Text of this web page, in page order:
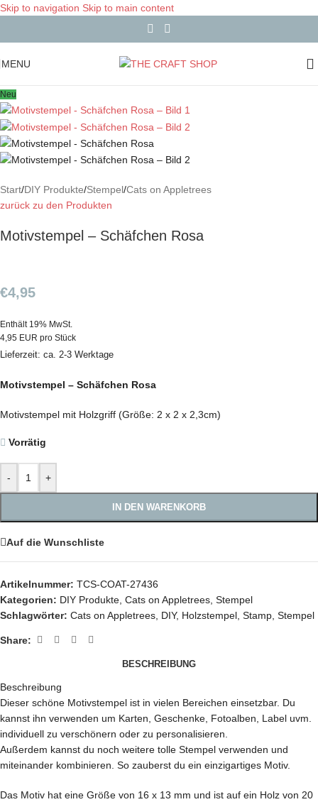
Skip to navigation Skip to main content
MENU
Neu
Start/DIY Produkte/Stempel/Cats on Appletrees
zurück zu den Produkten
Motivstempel – Schäfchen Rosa
€4,95
Enthält 19% MwSt.
4,95 EUR pro Stück
Lieferzeit: ca. 2-3 Werktage
Motivstempel – Schäfchen Rosa
Motivstempel mit Holzgriff (Größe: 2 x 2 x 2,3cm)
Vorrätig
- +
IN DEN WARENKORB
Auf die Wunschliste
Artikelnummer: TCS-COAT-27436
Kategorien: DIY Produkte Cats on Appletrees Stempel
Schlagwörter: Cats on Appletrees DIY, Holzstempel Stamp Stempel
Share:
BESCHREIBUNG
Beschreibung
Dieser schöne Motivstempel ist in vielen Bereichen einsetzbar. Du
kannst ihn verwenden um Karten, Geschenke, Fotoalben, Label uvm.
individuell zu verschönern oder zu personalisieren.
Außerdem kannst du noch weitere tolle Stempel verwenden und
miteinander kombinieren. So zauberst du ein einzigartiges Motiv.
Das Motiv hat eine Größe von 16 x 13 mm und ist auf ein Holz von 20